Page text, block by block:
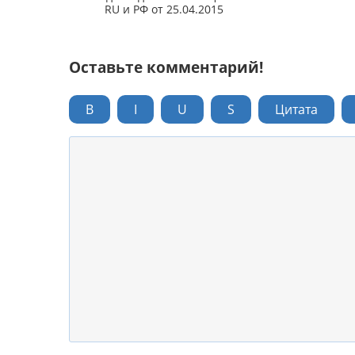
RU и РФ от 25.04.2015
Оставьте комментарий!
B I U S Цитата